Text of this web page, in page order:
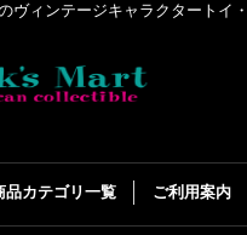
ヴィンテージキャラクタート
品カテゴリ一覧 ご利用案内